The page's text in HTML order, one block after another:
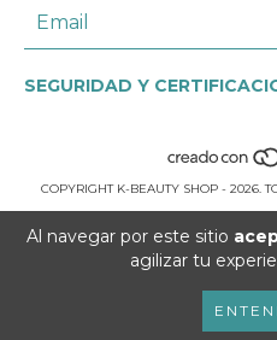
Al navegar por este sitio
agilizar tu
SEGURIDAD Y
COPYRIGHT K-BEAUTY SHOP - 2026.